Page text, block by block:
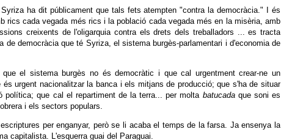
ha dit públicament que tals fets atempten "contra la democràcia." I és
rics cada vegada més rics i la població cada vegada més en la misèria, amb
creixents de l'oligarquia contra els drets dels treballadors ... es tracta
de democràcia que té Syriza, el sistema burgès-parlamentari i d'economia de
el sistema burgès no és democràtic i que cal urgentment crear-ne un
és urgent nacionalitzar la banca i els mitjans de producció; que s'ha de situar
política; que cal el repartiment de la terra... per molta batucadaque soni es
i els sectors populars.
per enganyar, però se li acaba el temps de la farsa. Ja ensenya la
capitalista. L'esquerra guai del Paraguai.